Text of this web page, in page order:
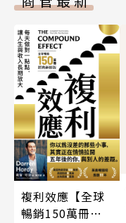
複利效應【全球
暢銷150萬冊・